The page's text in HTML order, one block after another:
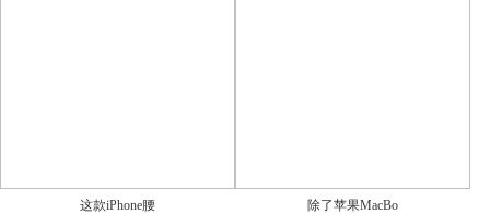
这款iPhone腰 除了苹果MacBo